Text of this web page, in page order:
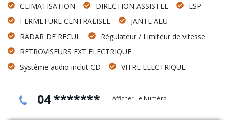
CLIMATISATION
DIRECTION ASSISTEE
ESP
FERMETURE CENTRALISEE
JANTE ALU
RADAR DE RECUL
Régulateur / Limiteur de vitesse
RETROVISEURS EXT ELECTRIQUE
Système audio inclut CD
VITRE ELECTRIQUE
04 ******* Afficher Le Numéro